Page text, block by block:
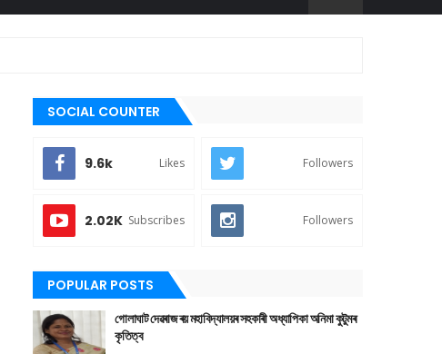
SOCIAL COUNTER
9.6k Likes Followers
2.02K Subscribes Followers
POPULAR POSTS
গোলাঘাট দেৱৰাজ ৰয় মহাবিদ্যালয়ৰ সহকাৰী অধ্যাপিকা অনিমা কুটুমৰ
কৃতিত্ব